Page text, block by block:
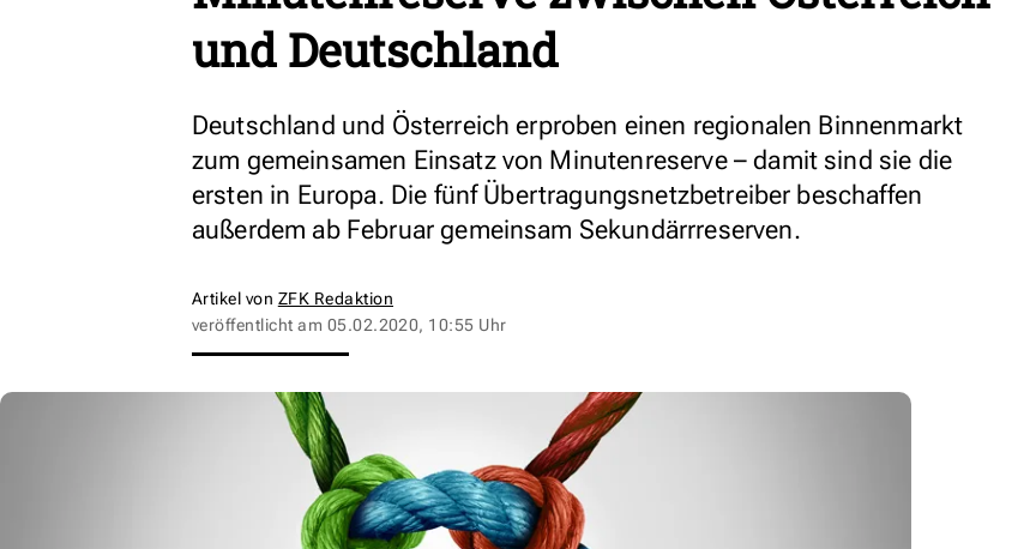
und Deutschland
Deutschland und Österreich erproben einen regionalen Binnenmarkt
zum gemeinsamen Einsatz von Minutenreserve – damit sind sie die
ersten in Europa. Die fünf Übertragungsnetzbetreiber beschaffen
außerdem ab Februar gemeinsam Sekundärrreserven.
Artikel von ZFK Redaktion
veröffentlicht am 05.02.2020, 10:55 Uhr